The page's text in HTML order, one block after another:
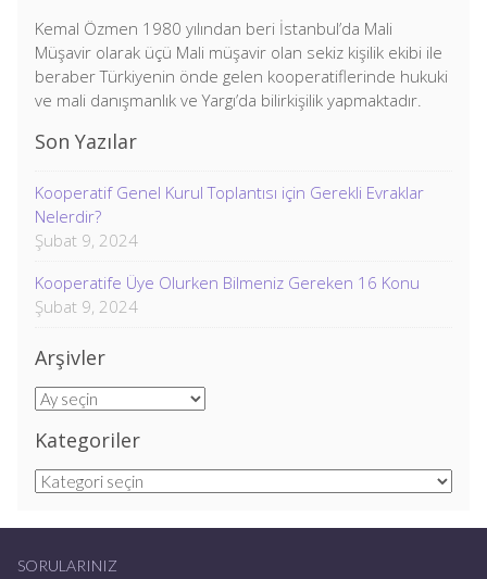
Kemal Özmen 1980 yılından beri İstanbul’da Mali
Müşavir olarak üçü Mali müşavir olan sekiz kişilik ekibi ile
beraber Türkiyenin önde gelen kooperatiflerinde hukuki
ve mali danışmanlık ve Yargı’da bilirkişilik yapmaktadır.
Son Yazılar
Kooperatif Genel Kurul Toplantısı için Gerekli Evraklar
Nelerdir?
Şubat 9, 2024
Kooperatife Üye Olurken Bilmeniz Gereken 16 Konu
Şubat 9, 2024
Arşivler
Arşivler
Kategoriler
Kategoriler
SORULARINIZ